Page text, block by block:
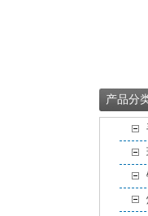
产品分